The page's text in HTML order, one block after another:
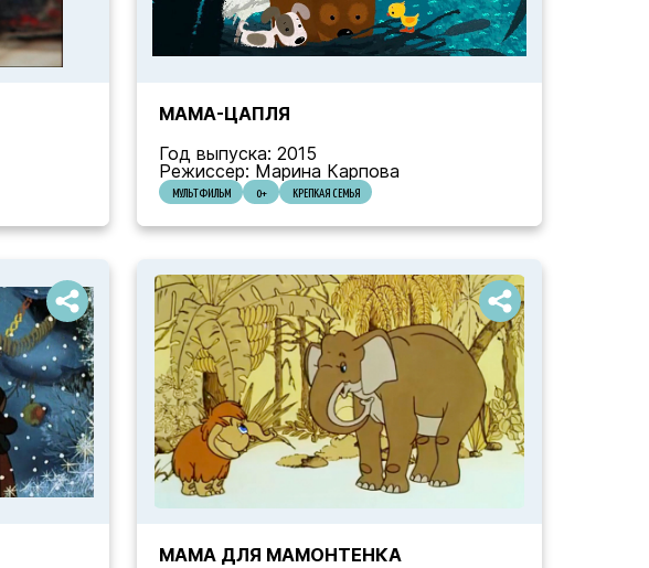
МАМА-ЦАПЛЯ
Год выпуска: 2015
Режиссер: Марина Карпова
МУЛЬТФИЛЬМ 0+ КРЕПКАЯ СЕМЬЯ
МАМА ДЛЯ МАМОНТЕНКА